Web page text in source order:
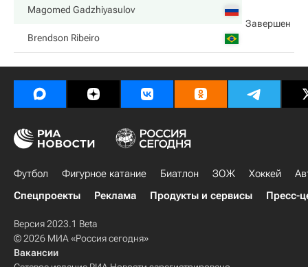
Magomed Gadzhiyasulov
Завершен
Brendson Ribeiro
Футбол Фигурное катание Биатлон ЗОЖ Хоккей
Спецпроекты
Реклама Продукты и сервисы Пресс-
Версия 2023.1 Beta
© 2026 МИА «Россия сегодня»
Вакансии